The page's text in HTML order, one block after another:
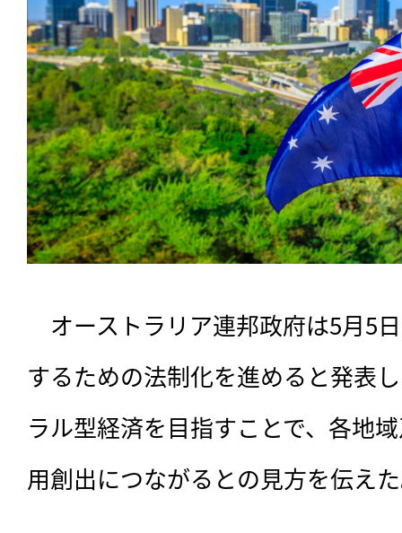
オーストラリア連邦政府は5月5
するための法制化を進めると発表
ラル型経済を目指すことで、各地
用創出につながるとの見方を伝え